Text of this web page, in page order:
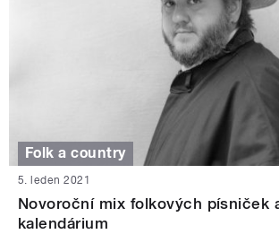
Folk a country
5. leden 2021
Novoroční mix folkových písniček
kalendárium